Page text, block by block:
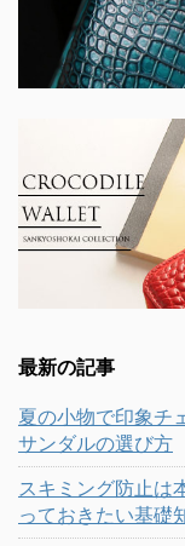
最新の記事
夏の小物で印象チ
サンダルの選び方
スキミング防止は
っておきたい基礎